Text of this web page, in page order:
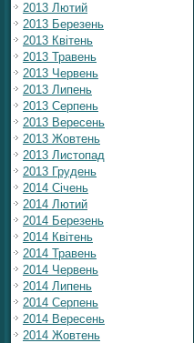
2013 Лютий
2013 Березень
2013 Квітень
2013 Травень
2013 Червень
2013 Липень
2013 Серпень
2013 Вересень
2013 Жовтень
2013 Листопад
2013 Грудень
2014 Січень
2014 Лютий
2014 Березень
2014 Квітень
2014 Травень
2014 Червень
2014 Липень
2014 Серпень
2014 Вересень
2014 Жовтень